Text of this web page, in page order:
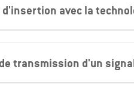
avec la
transmission d'un signal